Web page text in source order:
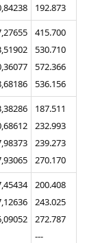
192.873
415.700
530.710
572.366
536.156
187.511
232.993
239.273
270.170
200.408
243.025
272.787
---